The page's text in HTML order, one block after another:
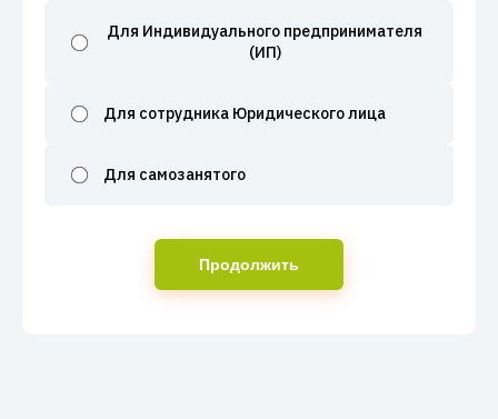
Для Индивидуального предпринимателя
(ИП)
Для сотрудника Юридического лица
Для самозанятого
Продолжить